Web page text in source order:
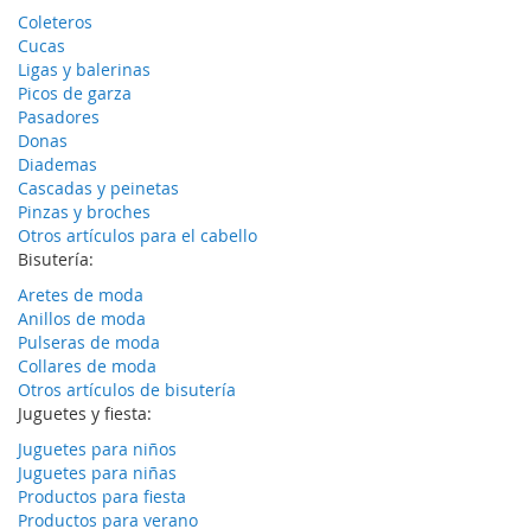
Coleteros
Cucas
Ligas y balerinas
Picos de garza
Pasadores
Donas
Diademas
Cascadas y peinetas
Pinzas y broches
Otros artículos para el cabello
Bisutería:
Aretes de moda
Anillos de moda
Pulseras de moda
Collares de moda
Otros artículos de bisutería
Juguetes y fiesta:
Juguetes para niños
Juguetes para niñas
Productos para fiesta
Productos para verano